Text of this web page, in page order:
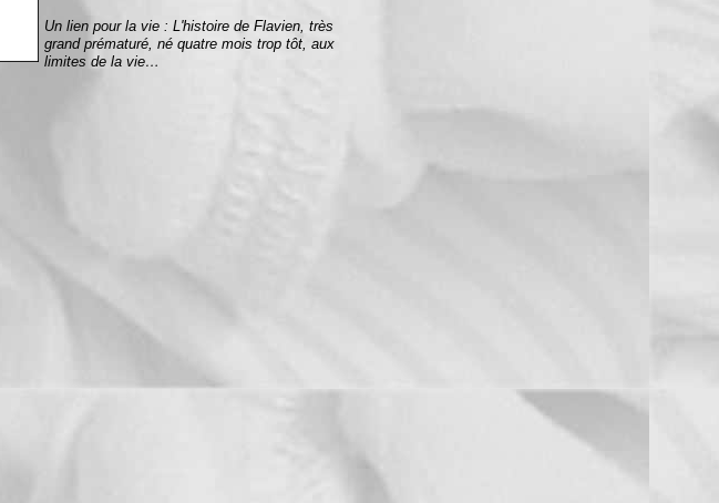
Un lien pour la vie : L'histoire de Flavien, très
grand prématuré, né quatre mois trop tôt, aux
limites de la vie…